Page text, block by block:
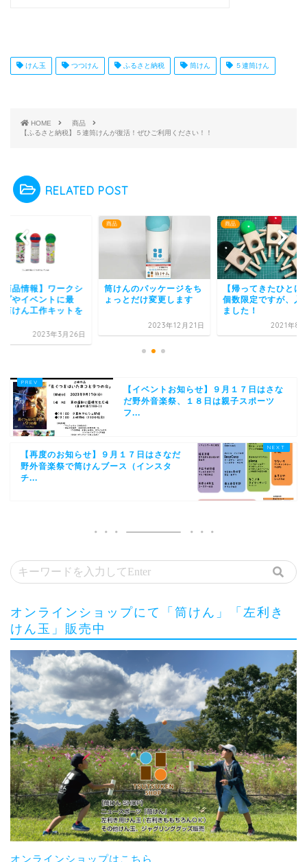
けん玉 つつけん ふるさと納税 筒けん ５連筒けん
HOME
商品
【ふるさと納税】５連筒けんが復活！ぜひご利用ください！！
RELATED POST
んのパッケージをち
とだけ変更します
商品
【帰ってきたひとけん】
個数限定ですが、入荷し
2021年8月20日
商品
【新商品情報】ワー
ョップやイベントに
適！筒けん工作キッ
2023年3
【イベントお知らせ】９月１７日はさな
だ野外音楽祭、１８日は親子スポーツ
フ...
【再度のお知らせ】９月１７日はさなだ
野外音楽祭で筒けんブース（インスタ
チ...
オンラインショップにて「筒けん」「左利き
けん玉」販売中
オンラインショップはこちら